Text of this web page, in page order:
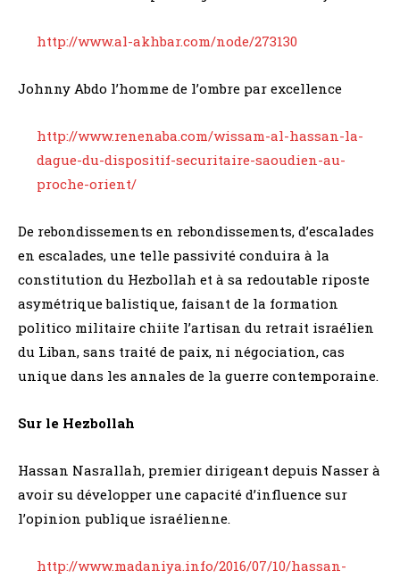
http://www.al-akhbar.com/node/273130
Johnny Abdo l’homme de l’ombre par excellence
http://www.renenaba.com/wissam-al-hassan-la-
dague-du-dispositif-securitaire-saoudien-au-
proche-orient/
De rebondissements en rebondissements, d’escalades
en escalades, une telle passivité conduira à la
constitution du Hezbollah et à sa redoutable riposte
asymétrique balistique, faisant de la formation
politico militaire chiite l’artisan du retrait israélien
du Liban, sans traité de paix, ni négociation, cas
unique dans les annales de la guerre contemporaine.
Sur le Hezbollah
Hassan Nasrallah, premier dirigeant depuis Nasser à
avoir su développer une capacité d’influence sur
l’opinion publique israélienne.
http://www.madaniya.info/2016/07/10/hassan-